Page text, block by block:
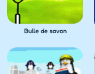
Bulle de savon